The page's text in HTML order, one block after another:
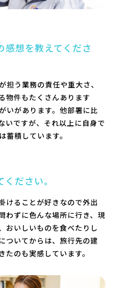
感想を教えてくださ
担う業務の責任や重大さ、
物件もたくさんあります
いがあります。他部署に比
いですが、それ以上に自身で
蓄積しています。
ださい。
けることが好きなので外出
わずに色んな場所に行き、現
おいしいものを食べたりし
ついてからは、旅行先の建
のも実感しています。